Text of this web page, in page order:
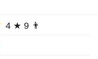
4 ★ 9 👨